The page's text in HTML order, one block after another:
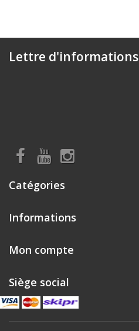
Lettre d'informations
Catégories
Informations
Mon compte
Siège social